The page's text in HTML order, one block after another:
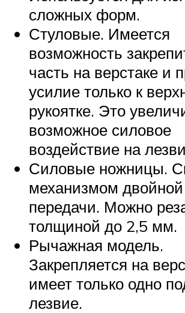
сложных форм.
Стуловые. Имеется
возможность
часть на верстаке и
усилие только к
рукоятке. Это
возможное силовое
воздействие на
Силовые ножницы.
механизмом
передачи. Можно
толщиной до 2,5 мм.
Рычажная модель.
Закрепляется на
имеет только одно
лезвие.